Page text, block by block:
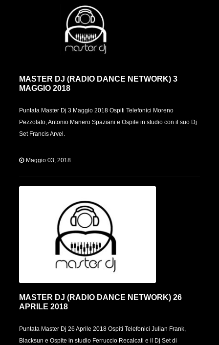
MASTER DJ (RADIO DANCE NETWORK) 3
MAGGIO 2018
Puntata Master Dj 3 Maggio 2018 Ospiti Telefonici Moreno
Pezzolato, Antonio Manero Spaziani e Ospite in studio con il suo Dj
Set Francis Arvel.
Maggio 03, 2018
MASTER DJ (RADIO DANCE NETWORK) 26
APRILE 2018
Puntata Master Dj 26 Aprile 2018 Ospiti Telefonici Julian Frank,
Blacksun e Ospite in studio Ferruccio Recalcati e il Dj Set di